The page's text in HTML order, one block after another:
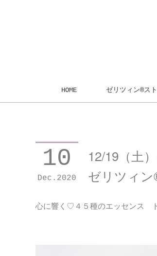
HOME ゼリツィン®ス
10
Dec 2020
12/19（土
ゼリツィ
心に響く♡４５種のエッセンス